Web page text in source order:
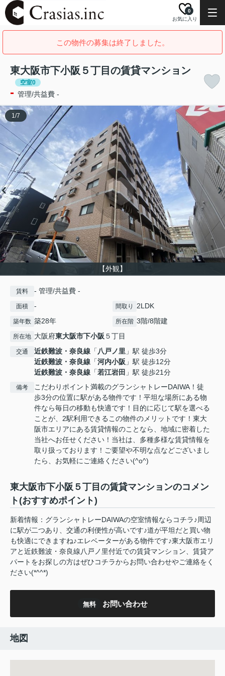
お気に入り
0
この物件の募集は終了しました。
東大阪市下小阪５丁目の賃貸マンション
空室0
- 管理/共益費 -
【外観】
1/7
賃料 - 管理/共益費 -
面積 - 間取り 2LDK
築年数 築28年 所在階 3階/8階建
所在地 大阪府東大阪市下小阪 ５丁目
交通 近鉄難波・奈良線 「八戸ノ里 」駅 徒歩3分
近鉄難波・奈良線 「河内小阪 」駅 徒歩12分
近鉄難波・奈良線 「若江岩田 」駅 徒歩21分
備考
こだわりポイント満載のグランシャトレーDAIWA！徒
歩3分の位置に駅がある物件です！平坦な場所にある物
件なら毎日の移動も快適です！目的に応じて駅を選べる
ことが、2駅利用できるこの物件のメリットです！東大
阪市エリアにある賃貸情報のことなら、地域に密着した
当社へお任せください！当社は、多種多様な賃貸情報を
取り扱っております！ご要望や不明な点などございまし
たら、お気軽にご連絡ください(^o^)
東大阪市下小阪５丁目の賃貸マンションのコメン
ト(おすすめポイント)
新着情報：グランシャトレーDAIWAの空室情報ならコチラ♪周辺
に駅が二つあり、交通の利便性が高いです♪道が平坦だと買い物
も快適にできますね♪エレベーターがある物件です♪東大阪市エリ
アと近鉄難波・奈良線八戸ノ里付近での賃貸マンション、賃貸ア
パートをお探しの方はぜひコチラからお問い合わせやご連絡をく
ださい(*^^*)
無料 お問い合わせ
地図